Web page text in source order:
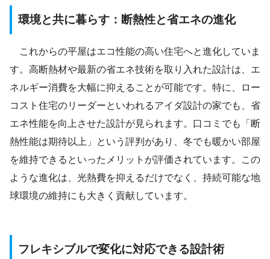
環境と共に暮らす：断熱性と省エネの進化
これからの平屋はエコ性能の高い住宅へと進化していま
す。高断熱材や最新の省エネ技術を取り入れた設計は、エ
ネルギー消費を大幅に抑えることが可能です。特に、ロー
コスト住宅のリーダーといわれるアイダ設計の家でも、省
エネ性能を向上させた設計が見られます。口コミでも「断
熱性能は期待以上」という評判があり、冬でも暖かい部屋
を維持できるといったメリットが評価されています。この
ような進化は、光熱費を抑えるだけでなく、持続可能な地
球環境の維持にも大きく貢献しています。
フレキシブルで変化に対応できる設計術